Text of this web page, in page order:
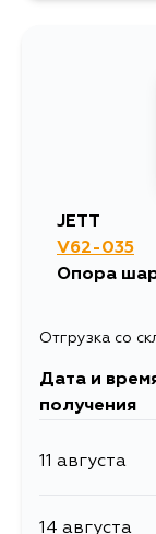
JETT
V62-035
Опора
Отгрузка со
Дата и
получения
11 августа
14 августа